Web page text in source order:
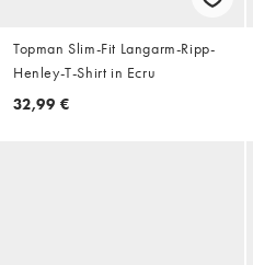
Topman Slim-Fit Langarm-Ripp-
Henley-T-Shirt in Ecru
32,99 €